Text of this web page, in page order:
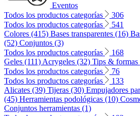
Eventos
Todos los productos categorías
306
Todos los productos categorías
541
Colores (415) Bases transparentes (16)
(52) Conjuntos (3)
Todos los productos categorías
168
Geles (111) Acrygeles (32) Tips & formas
Todos los productos categorías
76
Todos los productos categorías
133
Alicates (39) Tijeras (30) Empujadores
(45) Herramientas podológicas (10)
Conjuntos herramientas (1)